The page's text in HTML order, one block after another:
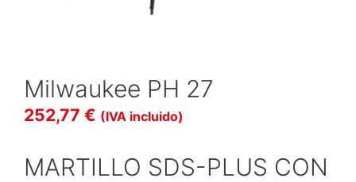
Milwaukee PH 27
252,77 € (IVA incluido)
MARTILLO SDS-PLUS CON